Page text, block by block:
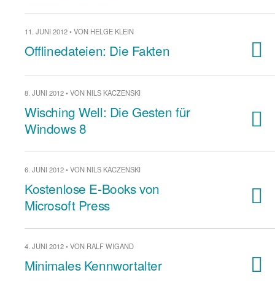
11. JUNI 2012 • VON HELGE KLEIN
Offlinedateien: Die Fakten
8. JUNI 2012 • VON NILS KACZENSKI
Wisching Well: Die Gesten für
Windows 8
6. JUNI 2012 • VON NILS KACZENSKI
Kostenlose E-Books von
Microsoft Press
4. JUNI 2012 • VON RALF WIGAND
Minimales Kennwortalter